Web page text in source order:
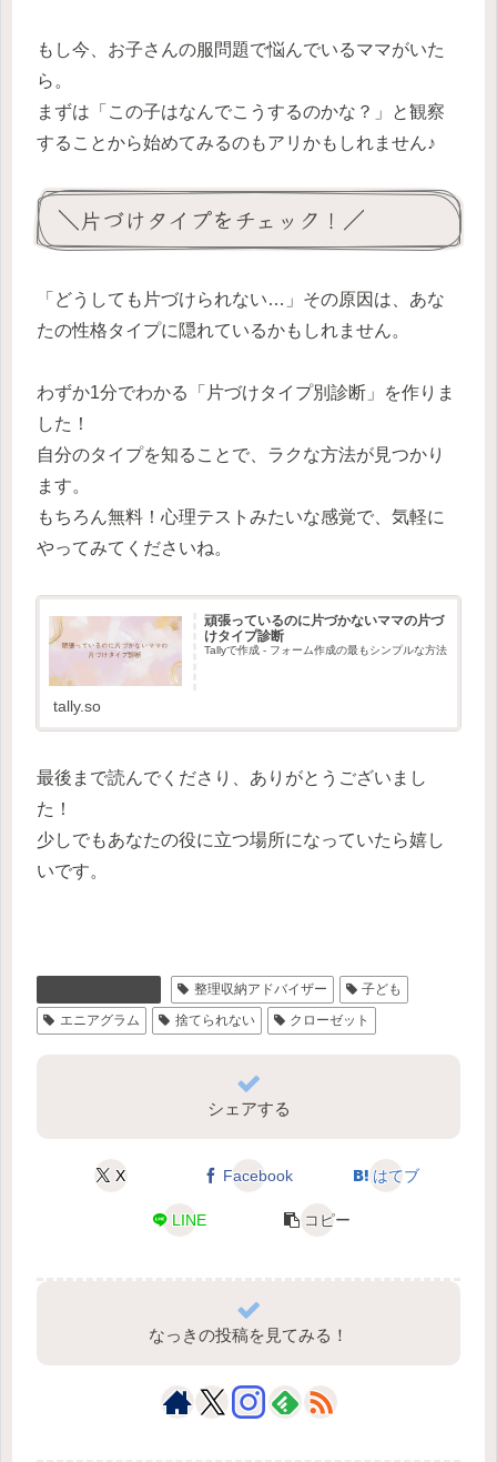
もし今、お子さんの服問題で悩んでいるママがいた
ら。
まずは「この子はなんでこうするのかな？」と観察
することから始めてみるのもアリかもしれません♪
＼片づけタイプをチェック！／
「どうしても片づけられない…」その原因は、あな
たの性格タイプに隠れているかもしれません。
わずか1分でわかる「片づけタイプ別診断」を作りま
した！
自分のタイプを知ることで、ラクな方法が見つかり
ます。
もちろん無料！心理テストみたいな感覚で、気軽に
やってみてくださいね。
頑張っているのに片づかないママの片づ
けタイプ診断
Tallyで作成 - フォーム作成の最もシンプルな方法
tally.so
最後まで読んでくださり、ありがとうございまし
た！
少しでもあなたの役に立つ場所になっていたら嬉し
いです。
整理収納アドバイザー
子ども
エニアグラム
捨てられない クローゼット
シェアする
X Facebook はてブ
LINE コピー
なっきの投稿を見てみる！